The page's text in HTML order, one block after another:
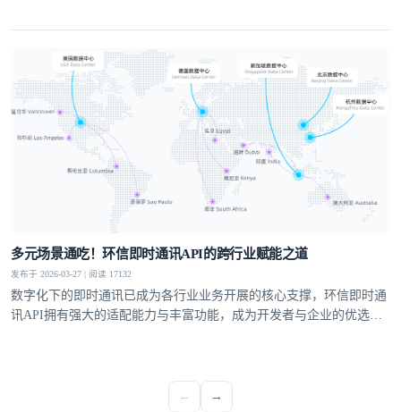
座。
多元场景通吃！环信即时通讯API的跨行业赋能之道
发布于 2026-03-27 | 阅读 17132
数字化下的即时通讯已成为各行业业务开展的核心支撑，环信即时通
讯API拥有强大的适配能力与丰富功能，成为开发者与企业的优选方
←
→